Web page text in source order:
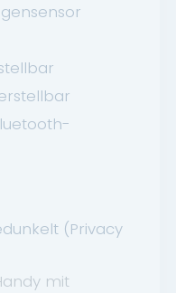
(Privacy
mit